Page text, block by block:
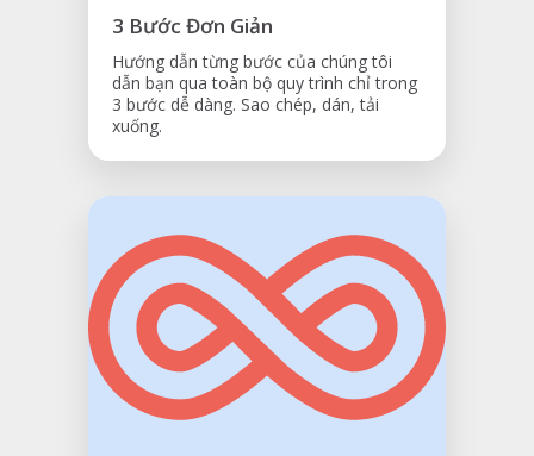
3 Bước Đơn Giản
Hướng dẫn từng bước của chúng tôi
dẫn bạn qua toàn bộ quy trình chỉ trong
3 bước dễ dàng. Sao chép, dán, tải
xuống.